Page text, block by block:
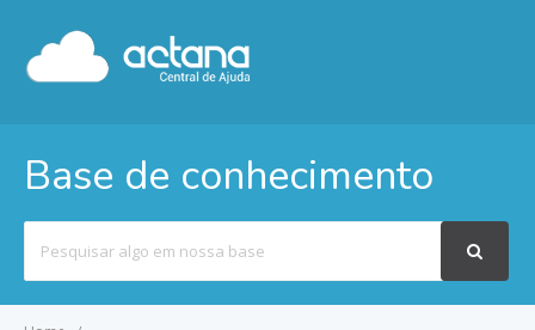
Base de conhecimento
por